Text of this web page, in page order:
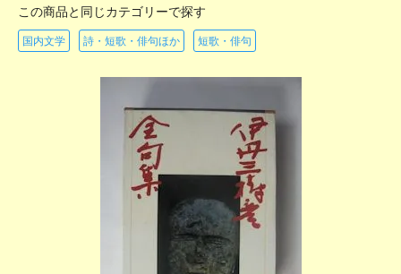
この商品と同じカテゴリーで探す
国内文学 詩・短歌・俳句ほか 短歌・俳句